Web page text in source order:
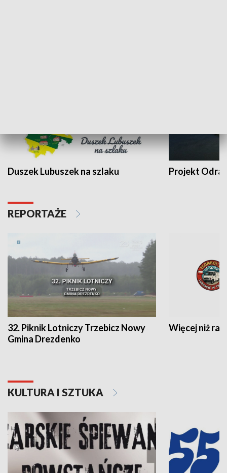
Duszek Lubuszek na szlaku Projekt Odra
REPORTAŻE
32. Piknik Lotniczy Trzebicz Nowy
Gmina Drezdenko
Więcej niż rajd
KULTURA I SZTUKA